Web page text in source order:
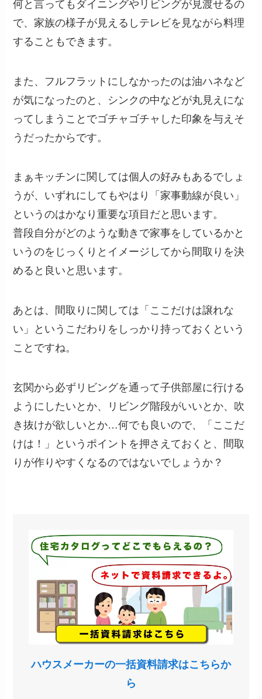
何と言ってもダイニングやリビングが見渡せるの
で、家族の様子が見えるしテレビを見ながら料理
することもできます。
また、フルフラットにしなかったのは油ハネなど
が気になったのと、シンクの中などが丸見えにな
ってしまうことでゴチャゴチャした印象を与えそ
うだったからです。
まぁキッチンに関しては個人の好みもあるでしょ
うが、いずれにしてもやはり「家事動線が良い」
というのはかなり重要な項目だと思います。
普段自分がどのような動きで家事をしているかと
いうのをじっくりとイメージしてから間取りを決
めると良いと思います。
あとは、間取りに関しては「ここだけは譲れな
い」というこだわりをしっかり持っておくという
ことですね。
玄関から必ずリビングを通って子供部屋に行ける
ようにしたいとか、リビング階段がいいとか、吹
き抜けが欲しいとか…何でも良いので、「ここだ
けは！」というポイントを押さえておくと、間取
りが作りやすくなるのではないでしょうか？
ハウスメーカーの一括資料請求はこちらか
ら